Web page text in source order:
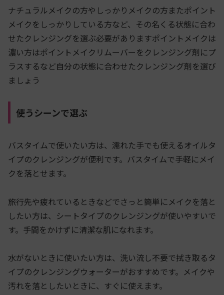
ナチュラルメイクの方やしっかりメイクの方またポイント
メイクをしっかりしている方など、その名くる状態に合わ
せたクレンジングを選ぶ必要がありますポイントメイクは
濃い方はポイントメイクリムーバーをクレンジング剤にプ
ラスするなど自分の状態に合わせたクレンジング剤を選び
ましょう
使うシーンで選ぶ
バスタイムで使いたい方は、濡れた手でも使えるオイルタ
イプのクレンジングが便利です。バスタイムで手軽にメイ
クを落とせます。
旅行先や疲れているときなどでさっと簡単にメイクを落と
したい方は、シートタイプのクレンジングが使いやすいで
す。手間をかけずに清潔な肌になれます。
水がないときに使いたい方は、洗い流し不要で拭き取るタ
イプのクレンジングウォーターがおすすめです。メイクや
汚れを落としたいときに、すぐに使えます。